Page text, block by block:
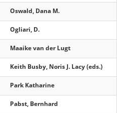
Oswald, Dana M.
Ogliari, D.
Maaike van der Lugt
Keith Busby, Noris J. Lacy (eds.)
Park Katharine
Pabst, Bernhard